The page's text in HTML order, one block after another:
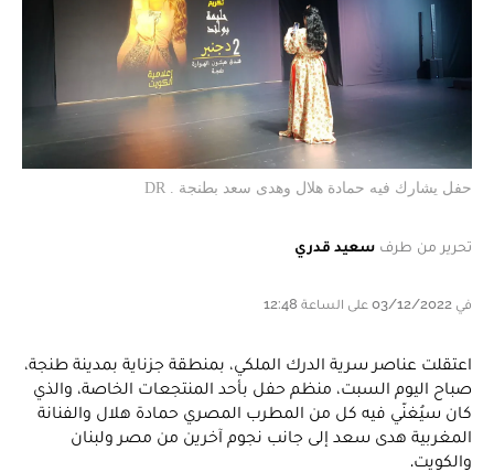
حفل يشارك فيه حمادة هلال وهدى سعد بطنجة . DR
تحرير من طرف سعيد قدري
في 03/12/2022 على الساعة 12:48
اعتقلت عناصر سرية الدرك الملكي، بمنطقة جزناية بمدينة طنجة،
صباح اليوم السبت، منظم حفل بأحد المنتجعات الخاصة، والذي
كان سيُغنّي فيه كل من المطرب المصري حمادة هلال والفنانة
المغربية هدى سعد إلى جانب نجوم آخرين من مصر ولبنان
والكويت.